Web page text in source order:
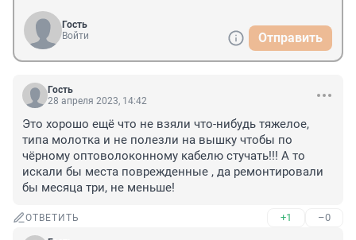
Гость
Войти
Отправить
Гость
28 апреля 2023, 14:42
Это хорошо ещё что не взяли что-нибудь тяжелое,
типа молотка и не полезли на вышку чтобы по
чёрному оптоволоконному кабелю стучать!!! А то
искали бы места поврежденные , да ремонтировали
бы месяца три, не меньше!
ОТВЕТИТЬ +1 –0